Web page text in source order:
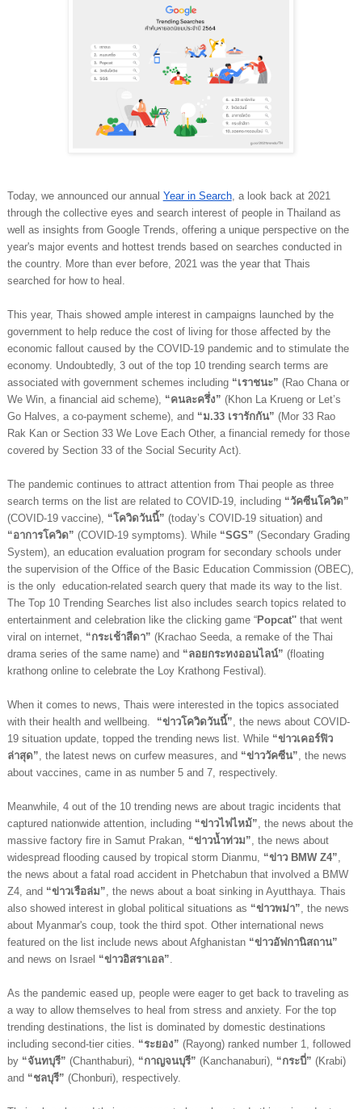
Today, we announced our annual Year in Search, a look back at 2021
through the collective eyes and search interest of people in Thailand as
well as insights from Google Trends, offering a unique perspective on the
year's major events and hottest trends based on searches conducted in
the country. More than ever before, 2021 was the year that Thais
searched for how to heal.
This year, Thais showed ample interest in campaigns launched by the
government to help reduce the cost of living for those affected by the
economic fallout caused by the COVID-19 pandemic and to stimulate the
economy. Undoubtedly, 3 out of the top 10 trending search terms are
associated with government schemes including “เราชนะ” (Rao Chana or
We Win, a financial aid scheme), “คนละครึ่ง” (Khon La Krueng or Let’s
Go Halves, a co-payment scheme), and “ม.33 เรารักกัน” (Mor 33 Rao
Rak Kan or Section 33 We Love Each Other, a financial remedy for those
covered by Section 33 of the Social Security Act).
The pandemic continues to attract attention from Thai people as three
search terms on the list are related to COVID-19, including
(COVID-19 vaccine), “โควิดวันนี้”
(today’s COVID-19 situation) and
“อาการโควิด” (COVID-19 symptoms). While “SGS” (Secondary Grading
System), an education evaluation program for secondary schools under
the supervision of the Office of the Basic Education Commission (OBEC),
is the only  education-related search query that made its way to the list.
The Top 10 Trending Searches list also includes search topics related to
entertainment and celebration like the clicking game “Popcat'' that went
viral on internet, “กระเช้าสีดา” (Krachao Seeda, a remake of the Thai
drama series of the same name) and “ลอยกระทงออนไลน์” (floating
krathong online to celebrate the Loy Krathong Festival).
When it comes to news, Thais were interested in the topics associated
with their health and wellbeing. “ข่าวโควิดวันนี้” , the news about COVID-
19 situation update, topped the trending news list. While “ข่าวเคอร์ฟิว
ล่าสุด” , the latest news on curfew measures, and “ข่าววัคซีน” , the news
about vaccines, came in as number 5 and 7, respectively.
Meanwhile, 4 out of the 10 trending news are about tragic incidents that
captured nationwide attention, including “ข่าวไฟไหม้” , the news about the
massive factory fire in Samut Prakan, “ข่าวน้ำท่วม” , the news about
widespread flooding caused by tropical storm Dianmu, “ข่าว BMW Z4”
the news about a fatal road accident in Phetchabun that involved a BMW
Z4, and “ข่าวเรือล่ม” , the news about a boat sinking in Ayutthaya. Thais
also showed interest in global political situations as “ข่าวพม่า” , the news
about Myanmar's coup, took the third spot. Other international news
featured on the list include news about Afghanistan “ข่าวอัฟกานิสถาน”
and news on Israel “ข่าวอิสราเอล”
As the pandemic eased up, people were eager to get back to traveling as
a way to allow themselves to heal from stress and anxiety. For the top
trending destinations, the list is dominated by domestic destinations
including second-tier cities. “ระยอง” (Rayong) ranked number 1, followed
by “จันทบุรี” (Chanthaburi), “กาญจนบุรี” (Kanchanaburi), “กระบี่” (Krabi)
and “ชลบุรี” (Chonburi), respectively.